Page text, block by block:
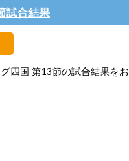
試合結果
四国 第13節の試合結果を